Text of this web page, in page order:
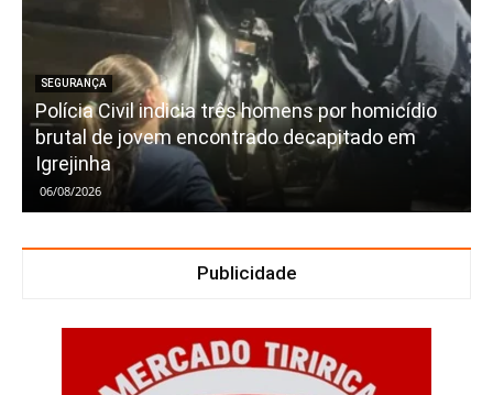
SEGURANÇA
Polícia Civil indicia três homens por homicídio
brutal de jovem encontrado decapitado em
Igrejinha
06/08/2026
Publicidade